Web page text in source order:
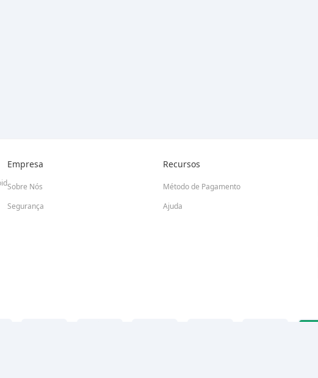
Empresa
Sobre Nós
Segurança
Recursos
Método de Pagamento
Ajuda